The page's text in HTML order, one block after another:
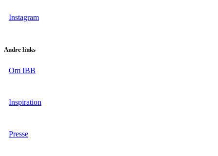
Instagram
Andre links
Om IBB
Inspiration
Presse